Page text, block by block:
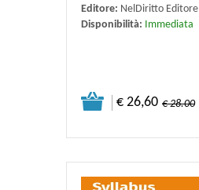
Editore: NelDiritto Editore
Disponibilità: Immediata
€ 26,60 € 28.00